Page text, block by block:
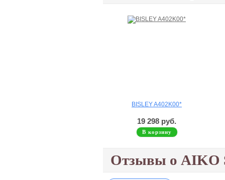
BISLEY A402K00*
19 298 руб.
В корзину
Отзывы о AIKO